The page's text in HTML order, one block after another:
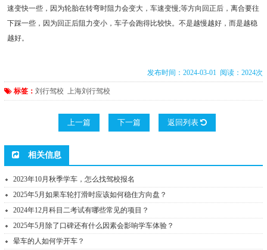
速变快一些，因为轮胎在转弯时阻力会变大，车速变慢;等方向回正后，离合要往
下踩一些，因为回正后阻力变小，车子会跑得比较快。不是越慢越好，而是越稳
越好。
发布时间：2024-03-01 阅读：2024次
标签： 刘行驾校 上海刘行驾校
上一篇 下一篇 返回列表
相关信息
2023年10月秋季学车，怎么找驾校报名
2025年5月如果车轮打滑时应该如何稳住方向盘？
2024年12月科目二考试有哪些常见的项目？
2025年5月除了口碑还有什么因素会影响学车体验？
晕车的人如何学开车？